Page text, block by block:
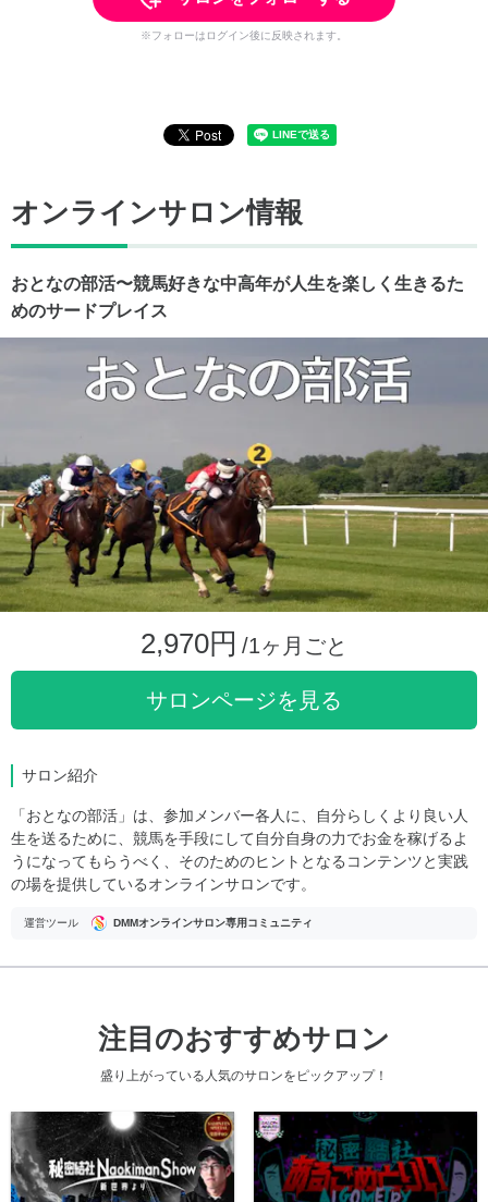
※フォローはログイン後に反映されます。
オンラインサロン情報
おとなの部活〜競馬好きな中高年が人生を楽しく生きるた
めのサードプレイス
2,970円 /1ヶ月ごと
サロンページを見る
サロン紹介
「おとなの部活」は、参加メンバー各人に、自分らしくより良い人
生を送るために、競馬を手段にして自分自身の力でお金を稼げるよ
うになってもらうべく、そのためのヒントとなるコンテンツと実践
の場を提供しているオンラインサロンです。
運営ツール DMMオンラインサロン専用コミュニティ
注目のおすすめサロン
盛り上がっている人気のサロンをピックアップ！